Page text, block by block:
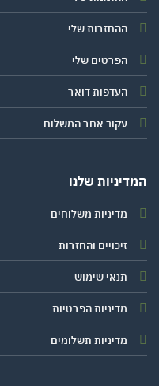
ההחזרות שלי
הפרטים שלי
העדפות דואר
עקוב אחר המשלוח
שלנו
מדיניות משלוחים
זיכויים והחזרות
תנאי שימוש
מדיניות הפרטיות
מדיניות תשלומים